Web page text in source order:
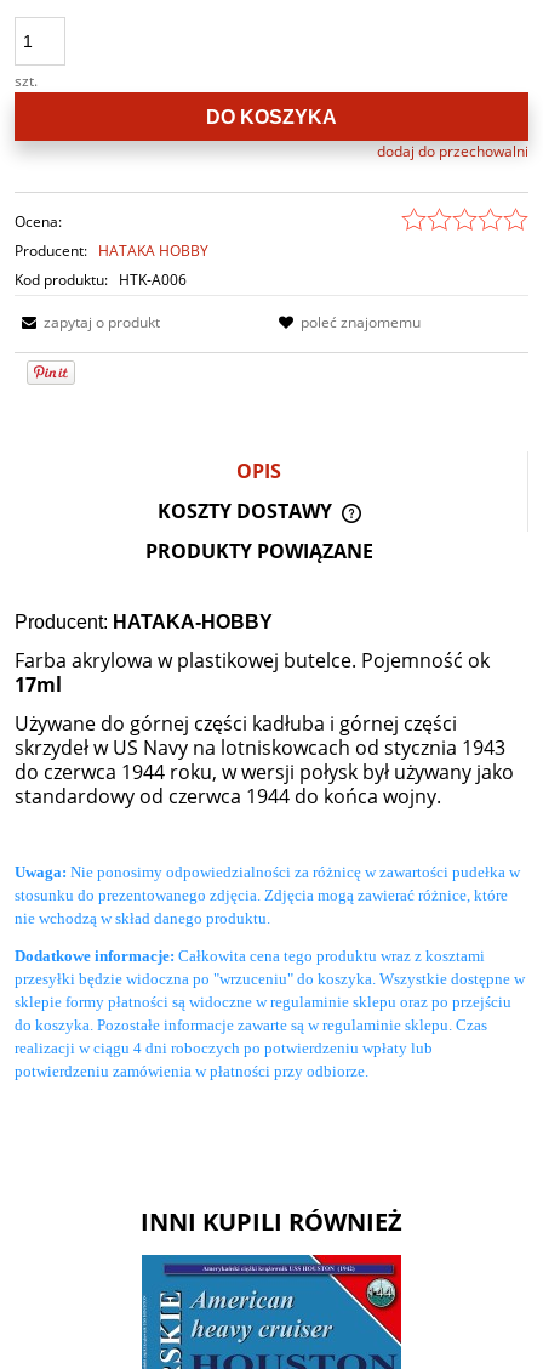
szt.
DO KOSZYKA
dodaj do przechowalni
Ocena:
Producent: HATAKA HOBBY
Kod produktu: HTK-A006
zapytaj o produkt poleć znajomemu
OPIS
KOSZTY DOSTAWY
CENA NIE ZAWIERA
KOSZTÓW PŁATNOŚCI
PRODUKTY POWIĄZANE
Producent: HATAKA-HOBBY
Farba akrylowa w plastikowej butelce. Pojemność ok
17ml
Używane do górnej części kadłuba i górnej części
skrzydełwUS Navy na lotniskowcach od stycznia 1943
do czerwca 1944 roku, w wersji połysk był używany jako
standardowy od czerwca 1944 do końca wojny.
Uwaga: Nie ponosimy odpowiedzialności za różnicę w zawartości pudełka w
stosunku do prezentowanego zdjęcia. Zdjęcia mogą zawierać różnice, które
nie wchodzą w skład danego produktu.
Dodatkowe informacje: Całkowita cena tego produktu wraz z kosztami
przesyłki będzie widoczna po "wrzuceniu" do koszyka. Wszystkie dostępne w
sklepie formy płatności są widoczne w regulaminie sklepu oraz po przejściu
do koszyka. Pozostałe informacje zawarte są w regulaminie sklepu. Czas
realizacji w ciągu 4 dni roboczych po potwierdzeniu wpłaty lub
potwierdzeniu zamówienia w płatności przy odbiorze.
INNI KUPILI RÓWNIEŻ